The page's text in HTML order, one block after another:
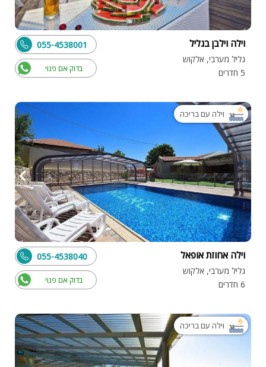
וילה וילבן בגליל
גליל מערבי, אלקוש
5 חדרים
בדוק אם פנוי
055-4538001
וילה עם בריכה
וילה אחוזת אופאל
גליל מערבי, אלקוש
6 חדרים
בדוק אם פנוי
055-4538040
וילה עם בריכה